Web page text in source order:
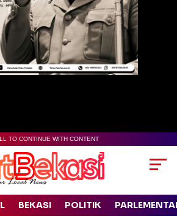
TO CONTINUE WITH CONTENT
BEKASI POLITIK